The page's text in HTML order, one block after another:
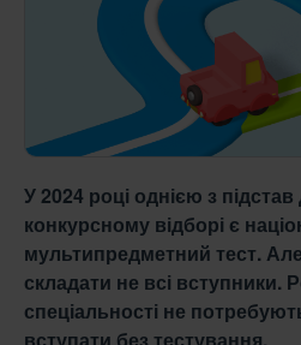
У 2024 році однією з підстав
конкурсному відборі є
мультипредметний тест. Але
складати не всі вступники.
спеціальності не